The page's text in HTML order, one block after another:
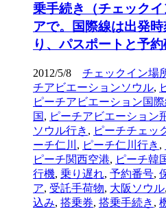
乗手続き（チェック
アで。国際線は出発
り、パスポートと予
2012/5/8 チェックイン場
チアビエーションソウル,
ピーチアビエーション国
国, ピーチアビエーション
ソウル行き , ピーチチェッ
ーチ仁川 , ピーチ仁川行き ,
ピーチ関西空港, ピーチ韓
行機, 乗り遅れ, 予約番号,
ア, 受託手荷物, 大阪ソウル,
込み, 搭乗券, 搭乗手続き ,